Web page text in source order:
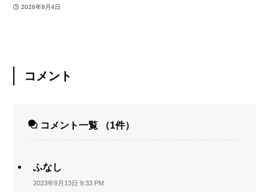
2026年8月4日
コメント
コメント一覧 （1件）
ふなし
2023年9月13日 9:33 PM